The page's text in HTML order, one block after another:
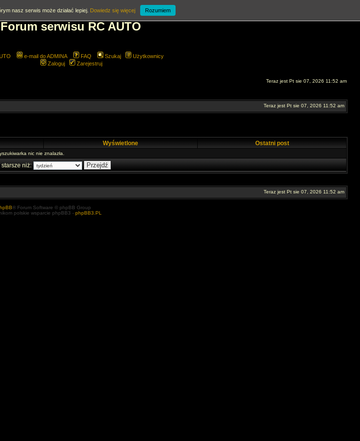
Forum serwisu RC AUTO
e-mail do ADMINA FAQ Szukaj
Użytkownicy
Zaloguj
Zarejestruj
Teraz jest Pt sie 07, 2026 11:52 am
Teraz jest Pt sie 07, 2026 11:52 am
Wyświetlone Ostatni post
nic nie znalazła.
niż:
Teraz jest Pt sie 07, 2026 11:52 am
® Forum Software © phpBB Group
polskie wsparcie phpBB3 - phpBB3.PL
nasz serwis może działać lepiej. Dowiedz się więcej Rozumiem